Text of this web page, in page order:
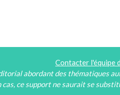
Contacter l'équipe
abordant des thématiques
cas, ce support ne saurait se